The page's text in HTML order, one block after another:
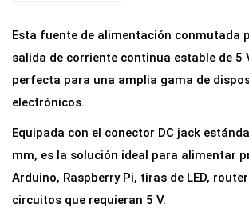
Esta fuente de alimentación conmutada
salida de corriente continua estable de 5
perfecta para una amplia gama de
electrónicos.
Equipada con el conector DC jack
mm, es la solución ideal para alimentar
Arduino, Raspberry Pi, tiras de LED,
circuitos que requieran 5 V.